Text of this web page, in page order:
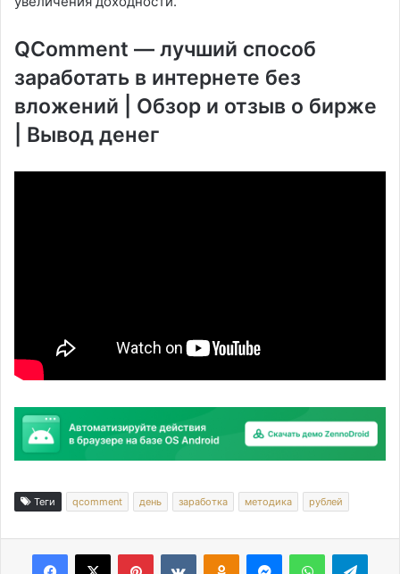
QComment — лучший способ
заработать в интернете без
вложений | Обзор и отзыв о бирже
| Вывод денег
Теги qcomment день заработка методика рублей